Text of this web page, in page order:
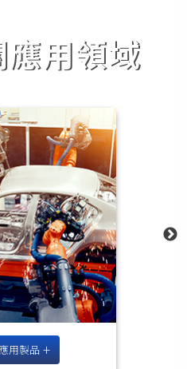
用領域
多應用製品